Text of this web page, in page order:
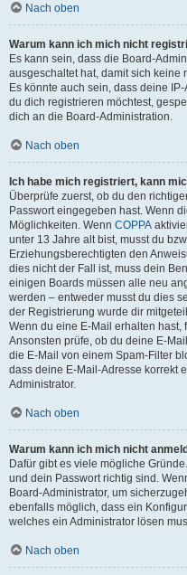
Nach oben
Warum kann ich mich nicht
Es kann sein, dass die Board-
ausgeschaltet hat, damit sich
Es könnte auch sein, dass deine
du dich registrieren möchtest,
dich an die Board-Administration.
Nach oben
Ich habe mich registriert, kann
Überprüfe zuerst, ob du den
Passwort eingegeben hast. Wenn
Möglichkeiten. Wenn COPPA
unter 13 Jahre alt bist, musst du
Erziehungsberechtigten den
dies nicht der Fall ist, muss dein
einigen Boards müssen alle neu
werden – entweder musst du dies
der Registrierung wurde dir
Wenn du eine E-Mail erhalten
Ansonsten prüfe, ob du deine E-
die E-Mail von einem Spam-Filter
dass deine E-Mail-Adresse korrekt
Administrator.
Nach oben
Warum kann ich mich nicht
Dafür gibt es viele mögliche
und dein Passwort richtig sind.
Board-Administrator, um
ebenfalls möglich, dass ein
welches ein Administrator lösen
Nach oben